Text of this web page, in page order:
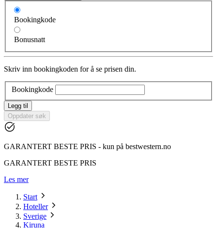
Bookingkode
Bonusnatt
Skriv inn bookingkoden for å se prisen din.
Bookingkode
Legg til
Oppdater søk
GARANTERT BESTE PRIS - kun på bestwestern.no
GARANTERT BESTE PRIS
Les mer
Start
Hoteller
Sverige
Kiruna